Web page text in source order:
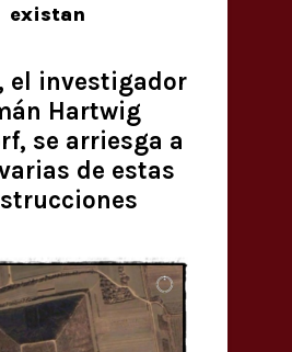
existan
el investigador
Hartwig
se arriesga a
de estas